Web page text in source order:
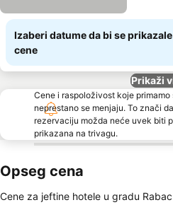
Izaberi datume da bi se
cene
Prikaži
Cene i raspoloživost koje
neprestano se menjaju. To znači
rezervaciju možda neće uvek biti
prikazana na trivagu.
Opseg cena
Cene za jeftine hotele u gradu